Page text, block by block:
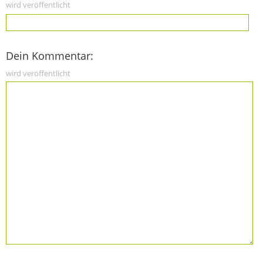
wird veröffentlicht
Dein Kommentar:
wird veröffentlicht